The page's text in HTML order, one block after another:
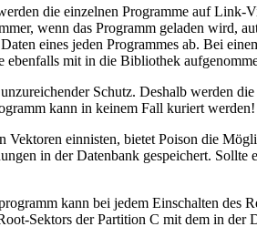
die einzelnen Programme auf Link-
wenn das Programm geladen wird,
eines jeden Programmes ab. Bei
ebenfalls mit in die Bibliothek
Schutz. Deshalb werden
kann in keinem Fall kuriert werden!
Vektoren einnisten, bietet Poison die
in der Datenbank gespeichert.
kann bei jedem Einschalten des
Sektors der Partition C mit dem in